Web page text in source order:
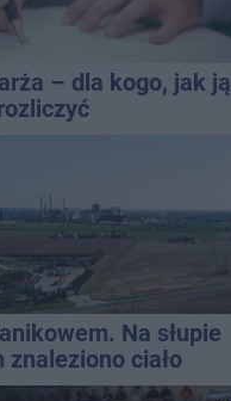
– dla kogo, jak ją
Na słupie
ciało